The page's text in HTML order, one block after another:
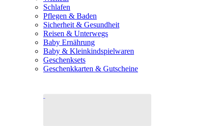
Schlafen
Pflegen & Baden
Sicherheit & Gesundheit
Reisen & Unterwegs
Baby Ernährung
Baby & Kleinkindspielwaren
Geschenksets
Geschenkkarten & Gutscheine